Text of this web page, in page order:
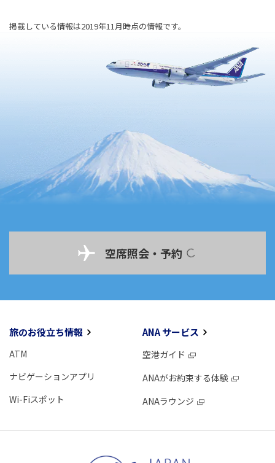
掲載している情報は2019年11月時点の情報です。
空席照会・予約
旅のお役立ち情報
ATM
ナビゲーションアプリ
Wi-Fiスポット
ANA サービス
空港ガイド
ANAがお約束する体験
ANAラウンジ